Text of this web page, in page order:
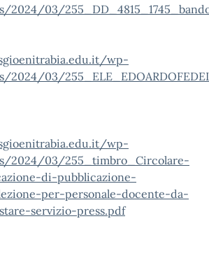
2024/03/
wp-
03/
wp-
2024/03/255_timbro_Circolare-
di-pubblicazione-
per-personale-docente-da-
servizio-press.pdf